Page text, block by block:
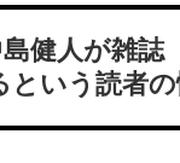
健人が雑誌
という読者